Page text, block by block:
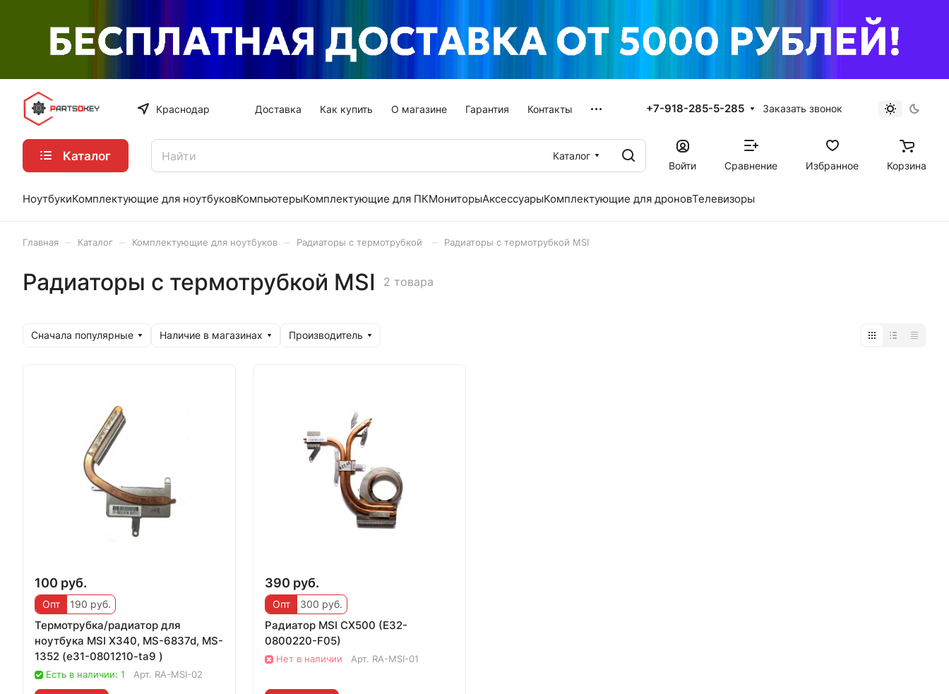
Краснодар Доставка Как купить О магазине Гарантия Контакты +7-918-285-5-285 Заказать звонок
Каталог
Каталог
Войти
Сравнение Избранное Корзина
НоутбукиКомплектующие для ноутбуковКомпьютерыКомплектующие для ПКМониторыАксессуарыКомплектующие для дроновТелевизоры
Главная Каталог Комплектующие для ноутбуков Радиаторы с термотрубкой Радиаторы с термотрубкой MSI
Радиаторы с термотрубкой MSI 2 товара
Сначала популярные Наличие в магазинах Производитель
100 руб.
Опт 190 руб.
Термотрубка/радиатор для
ноутбука MSI X340, MS-6837d, MS-
1352 (e31-0801210-ta9 )
Есть в наличии: 1 Арт. RA-MSI-02
390 руб.
Опт 300 руб.
Радиатор MSI CX500 (E32-
0800220-F05)
Нет в наличии Арт. RA-MSI-01